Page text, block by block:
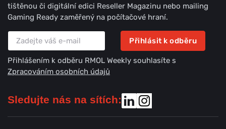
tištěnou či digitální edici Reseller Magazinu nebo mailing
Gaming Ready zaměřený na počítačové hraní.
Přihlásit k odběru
Přihlášením k odběru RMOL Weekly souhlasíte s
Zpracováním osobních údajů
Sledujte nás na sítích: